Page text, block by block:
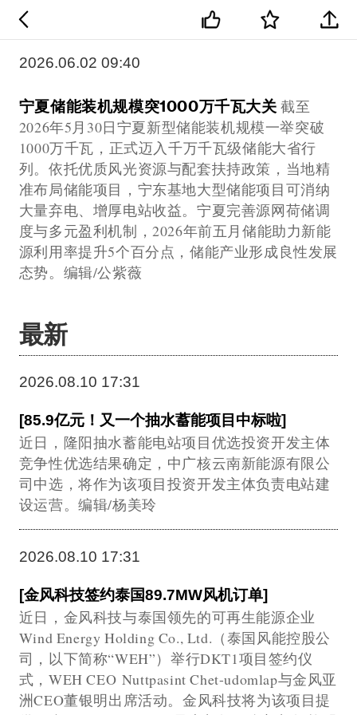
2026.06.02 09:40
宁夏储能装机规模突1000万千瓦大关 截至
2026年5月30日宁夏新型储能装机规模一举突破
1000万千瓦，正式迈入千万千瓦级储能大省行
列。依托优质风光资源与配套扶持政策，当地精
准布局储能项目，宁东基地大型储能项目可消纳
大量弃电、增厚电站收益。宁夏完善源网荷储调
度与多元盈利机制，2026年前五月储能助力新能
源利用率提升5个百分点，储能产业形成良性发展
态势。编辑/公紫薇
最新
2026.08.10 17:31
[85.9亿元！又一个抽水蓄能项目中标啦]
近日，隆阳抽水蓄能电站项目优选投资开发主体
竞争性优选结果确定，中广核云南新能源有限公
司中选，将作为该项目投资开发主体负责电站建
设运营。编辑/杨美玲
2026.08.10 17:31
[金风科技签约泰国89.7MW风机订单]
近日，金风科技与泰国领先的可再生能源企业
Wind Energy Holding Co., Ltd.（泰国风能控股公
司，以下简称“WEH”）举行DKT1项目签约仪
式，WEH CEO Nuttpasint Chet-udomlap与金风亚
洲CEO董银明出席活动。金风科技将为该项目提